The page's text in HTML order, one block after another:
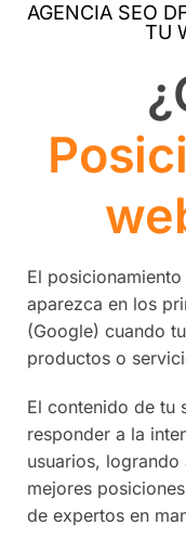
AGENCIA SEO
TU
El
aparezca en los
(Google) cuando
productos o
El contenido de tu
responder a la
usuarios,
mejores
de expertos en